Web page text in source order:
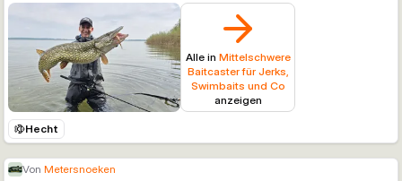
Alle in Mittelschwere
Baitcaster für Jerks,
Swimbaits und Co
anzeigen
Hecht
Von Metersnoeken